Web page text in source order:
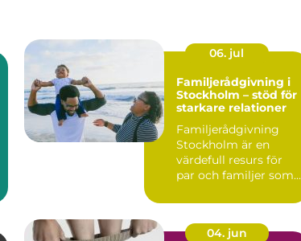
06. jul
Familjerådgivning i
Stockholm – stöd för
starkare relationer
Familjerådgivning
Stockholm är en
värdefull resurs för
par och familjer som
04. jun